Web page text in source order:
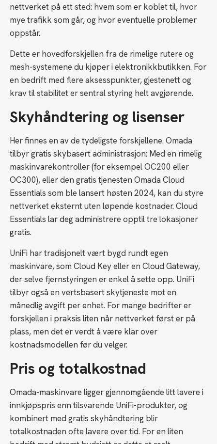
nettverket på ett sted: hvem som er koblet til, hvor
mye trafikk som går, og hvor eventuelle problemer
oppstår.
Dette er hovedforskjellen fra de rimelige rutere og
mesh-systemene du kjøper i elektronikkbutikken. For
en bedrift med flere aksesspunkter, gjestenett og
krav til stabilitet er sentral styring helt avgjørende.
Skyhåndtering og lisenser
Her finnes en av de tydeligste forskjellene. Omada
tilbyr gratis skybasert administrasjon: Med en rimelig
maskinvarekontroller (for eksempel OC200 eller
OC300), eller den gratis tjenesten Omada Cloud
Essentials som ble lansert høsten 2024, kan du styre
nettverket eksternt uten løpende kostnader. Cloud
Essentials lar deg administrere opptil tre lokasjoner
gratis.
UniFi har tradisjonelt vært bygd rundt egen
maskinvare, som Cloud Key eller en Cloud Gateway,
der selve fjernstyringen er enkel å sette opp. UniFi
tilbyr også en vertsbasert skytjeneste mot en
månedlig avgift per enhet. For mange bedrifter er
forskjellen i praksis liten når nettverket først er på
plass, men det er verdt å være klar over
kostnadsmodellen før du velger.
Pris og totalkostnad
Omada-maskinvare ligger gjennomgående litt lavere i
innkjøpspris enn tilsvarende UniFi-produkter, og
kombinert med gratis skyhåndtering blir
totalkostnaden ofte lavere over tid. For en liten